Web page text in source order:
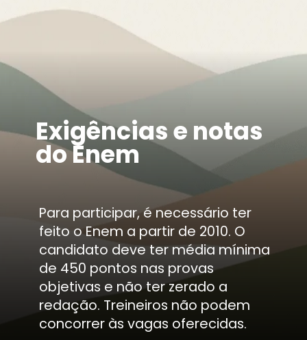
Para participar, é necessário ter
feito o Enem a partir de 2010. O
candidato deve ter média mínima
de 450 pontos nas provas
objetivas e não ter zerado a
redação. Treineiros não podem
concorrer às vagas oferecidas.
Exigências e notas
do Enem